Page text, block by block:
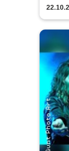
Band
2026